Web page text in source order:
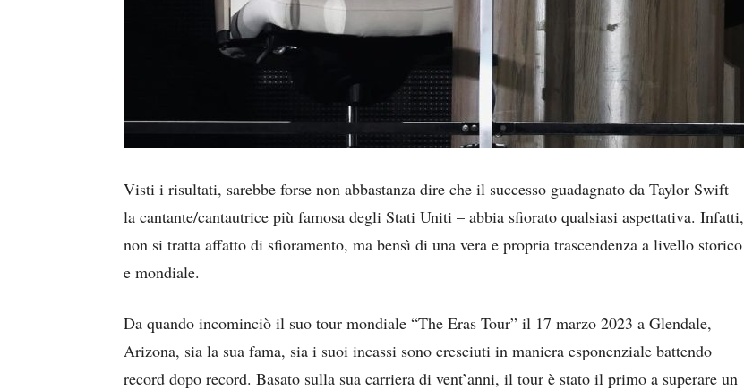
Visti i risultati, sarebbe forse non abbastanza dire che il successo guadagnato da Taylor Swift –
la cantante/cantautrice più famosa degli Stati Uniti – abbia sfiorato qualsiasi aspettativa. Infatti,
non si tratta affatto di sfioramento, ma bensì di una vera e propria trascendenza a livello storico
e mondiale.
Da quando incominciò il suo tour mondiale “The Eras Tour” il 17 marzo 2023 a Glendale,
Arizona, sia la sua fama, sia i suoi incassi sono cresciuti in maniera esponenziale battendo
record dopo record. Basato sulla sua carriera di vent’anni, il tour è stato il primo a superare un